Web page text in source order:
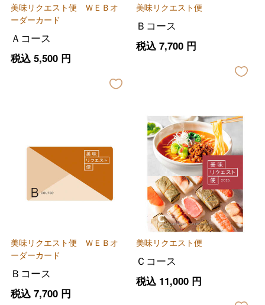
美味リクエスト便 ＷＥＢオ
ーダーカード
Ａコース
税込 5,500円
美味リクエスト便
Ｂコース
税込 7,700円
美味リクエスト便 ＷＥＢオ
ーダーカード
Ｂコース
税込 7,700円
美味リクエスト便
Ｃコース
税込 11,000円